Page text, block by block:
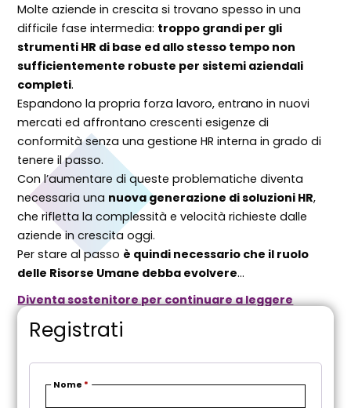
Molte aziende in crescita si trovano spesso in una
difficile fase intermedia: troppo grandi per gli
strumenti HR di base ed allo stesso tempo non
sufficientemente robuste per sistemi aziendali
completi.
Espandono la propria forza lavoro, entrano in nuovi
mercati ed affrontano crescenti esigenze di
conformità senza una gestione HR interna in grado di
tenere il passo.
Con l’aumentare di queste problematiche diventa
necessaria una nuova generazione di soluzioni HR,
che rifletta la complessità e velocità richieste dalle
aziende in crescita oggi.
Per stare al passo è quindi necessario che il ruolo
delle Risorse Umane debba evolvere…
Diventa sostenitore per continuare a leggere
Registrati
Nome *